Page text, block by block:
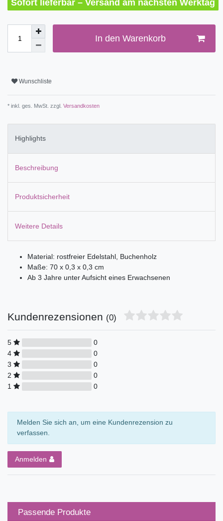
Sofort lieferbar – Versand am nächsten Werktag
In den Warenkorb
Wunschliste
* inkl. ges. MwSt. zzgl. Versandkosten
Highlights
Beschreibung
Produktsicherheit
Weitere Details
Material: rostfreier Edelstahl, Buchenholz
Maße: 70 x 0,3 x 0,3 cm
Ab 3 Jahre unter Aufsicht eines Erwachsenen
Kundenrezensionen (0)
5
0
4
0
3
0
2
0
1
0
Melden Sie sich an, um eine Kundenrezension zu
verfassen.
Anmelden
Passende Produkte